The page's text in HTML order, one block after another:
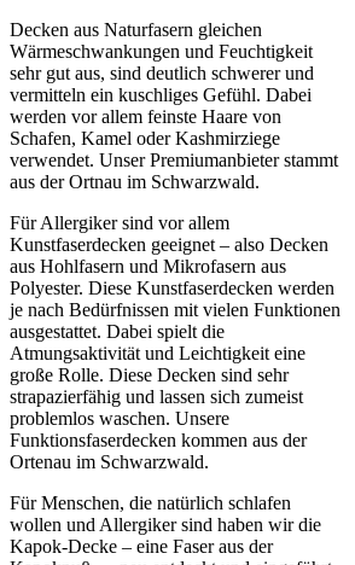
Decken aus Naturfasern gleichen
Wärmeschwankungen und Feuchtigkeit
sehr gut aus, sind deutlich schwerer und
vermitteln ein kuschliges Gefühl. Dabei
werden vor allem feinste Haare von
Schafen, Kamel oder Kashmirziege
verwendet. Unser Premiumanbieter stammt
aus der Ortnau im Schwarzwald.
Für Allergiker sind vor allem
Kunstfaserdecken geeignet – also Decken
aus Hohlfasern und Mikrofasern aus
Polyester. Diese Kunstfaserdecken werden
je nach Bedürfnissen mit vielen Funktionen
ausgestattet. Dabei spielt die
Atmungsaktivität und Leichtigkeit eine
große Rolle. Diese Decken sind sehr
strapazierfähig und lassen sich zumeist
problemlos waschen. Unsere
Funktionsfaserdecken kommen aus der
Ortenau im Schwarzwald.
Für Menschen, die natürlich schlafen
wollen und Allergiker sind haben wir die
Kapok-Decke – eine Faser aus der